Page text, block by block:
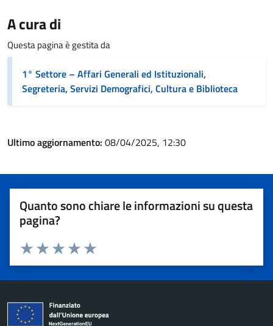
A cura di
Questa pagina è gestita da
1° Settore – Affari Generali ed Istituzionali,
Segreteria, Servizi Demografici, Cultura e Biblioteca
Ultimo aggiornamento: 08/04/2025, 12:30
Quanto sono chiare le informazioni su questa
pagina?
Valuta 5 stelle su 5
Valuta 4 stelle su 5
Valuta 3 stelle su 5
Valuta 2 stelle su 5
Valuta 1 stelle su 5